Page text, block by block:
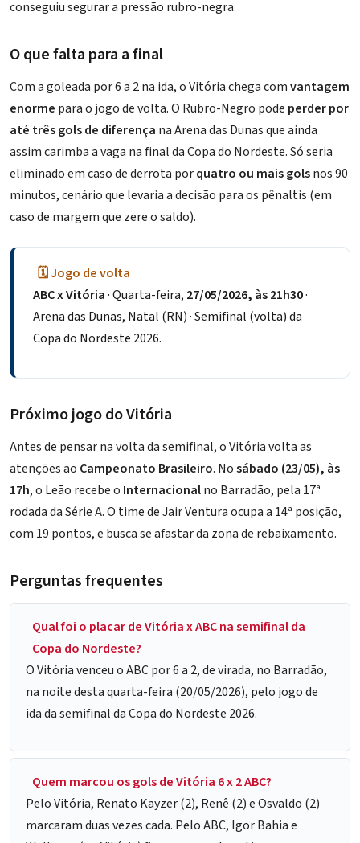
conseguiu segurar a pressão rubro-negra.
O que falta para a final
Com a goleada por 6 a 2 na ida, o Vitória chega comvantagem
enorme para o jogo de volta. O Rubro-Negro pode perder por
até três gols de diferença na Arena das Dunas que ainda
assim carimba a vaga na final da Copa do Nordeste. Só seria
eliminado em caso de derrota porquatro ou mais golsnos 90
minutos, cenário que levaria a decisão para os pênaltis (em
caso de margem que zere o saldo).
🗓️ Jogo de volta
ABC x Vitória· Quarta-feira, 27/05/2026, às 21h30·
Arena das Dunas, Natal (RN) · Semifinal (volta) da
Copa do Nordeste 2026.
Próximo jogo do Vitória
Antes de pensar na volta da semifinal, o Vitória volta as
atenções ao Campeonato Brasileiro. Nosábado (23/05), às
17h, o Leão recebe o Internacionalno Barradão, pela 17ª
rodada da Série A. O time deJair Venturaocupa a 14ª posição,
com 19 pontos, e busca se afastar da zona de rebaixamento.
Perguntas frequentes
Qual foi o placar de Vitória x ABC na semifinal da
Copa do Nordeste?
O Vitória venceu o ABC por 6 a 2, de virada, no Barradão,
na noite desta quarta-feira (20/05/2026), pelo jogo de
ida da semifinal da Copa do Nordeste 2026.
Quem marcou os gols de Vitória 6 x 2 ABC?
Pelo Vitória, Renato Kayzer (2), Renê (2) e Osvaldo (2)
marcaram duas vezes cada. Pelo ABC, Igor Bahia e